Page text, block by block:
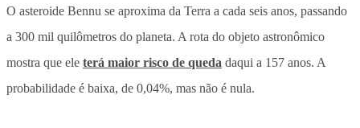
O asteroide Bennu se aproxima da Terra a cada seis anos, passando
a 300 mil quilômetros do planeta. A rota do objeto astronômico
mostra que ele terá maior risco de queda daqui a 157 anos. A
probabilidade é baixa, de 0,04%, mas não é nula.